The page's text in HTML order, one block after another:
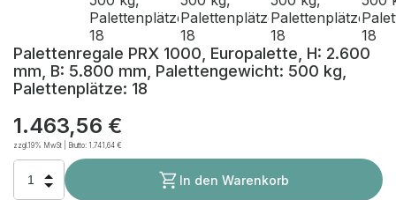
Palettenregale PRX 1000, Europalette, H: 2.600
mm, B: 5.800 mm, Palettengewicht: 500 kg,
Palettenplätze: 18
1.463,56 €
zzgl.19% MwSt | Brutto:1.741,64 €
In den Warenkorb